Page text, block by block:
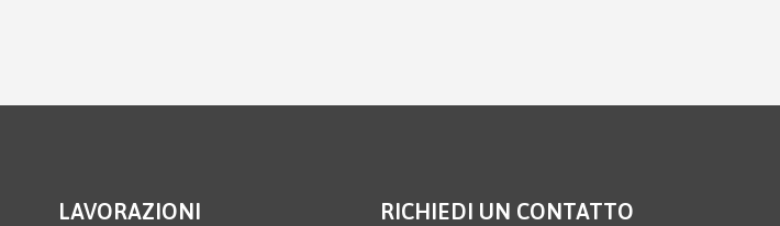
LAVORAZIONI RICHIEDI UN CONTATTO